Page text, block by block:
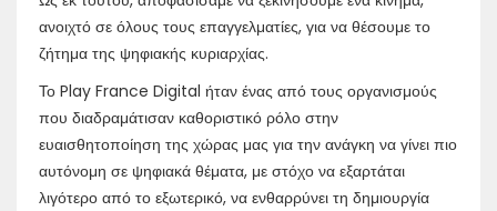
ανοιχτό σε όλους τους επαγγελματίες, για να θέσουμε το
ζήτημα της ψηφιακής κυριαρχίας.
Το Play France Digital ήταν ένας από τους οργανισμούς
που διαδραμάτισαν καθοριστικό ρόλο στην
ευαισθητοποίηση της χώρας μας για την ανάγκη να γίνει πιο
αυτόνομη σε ψηφιακά θέματα, με στόχο να εξαρτάται
λιγότερο από το εξωτερικό, να ενθαρρύνει τη δημιουργία